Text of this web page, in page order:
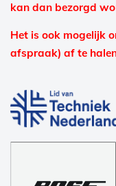
kan dan bezorgd
Het is ook mogelijk
afspraak) af te